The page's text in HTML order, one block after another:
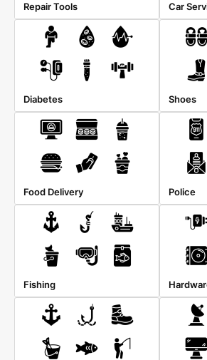
Repair Tools Car
Diabetes Shoes
Food Delivery Police
Fishing